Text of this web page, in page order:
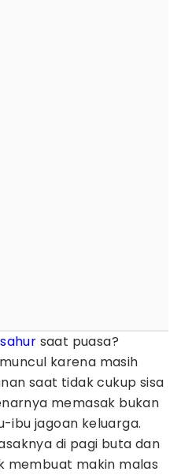
sahur saat puasa?
karena masih
saat tidak cukup sisa
memasak bukan
ibu jagoan keluarga.
di pagi buta dan
membuat makin malas